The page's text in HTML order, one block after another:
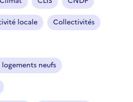
locale Collectivités
neufs